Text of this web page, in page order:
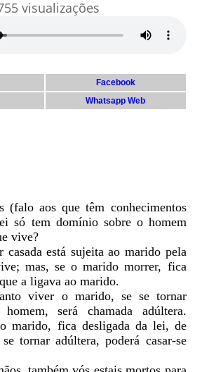
visualizações
Facebook
Whatsapp Web
(falo aos que têm conhecimentos
só tem domínio sobre o homem
vive?
está sujeita ao marido pela
mas, se o marido morrer, fica
a ligava ao marido.
viver o marido, se se tornar
será chamada adúltera.
marido, fica desligada da lei, de
tornar adúltera, poderá casar-se